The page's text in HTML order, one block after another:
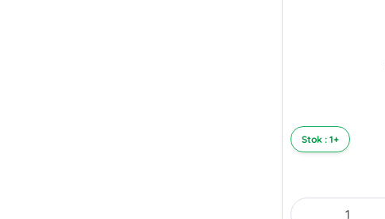
Stok : 1+